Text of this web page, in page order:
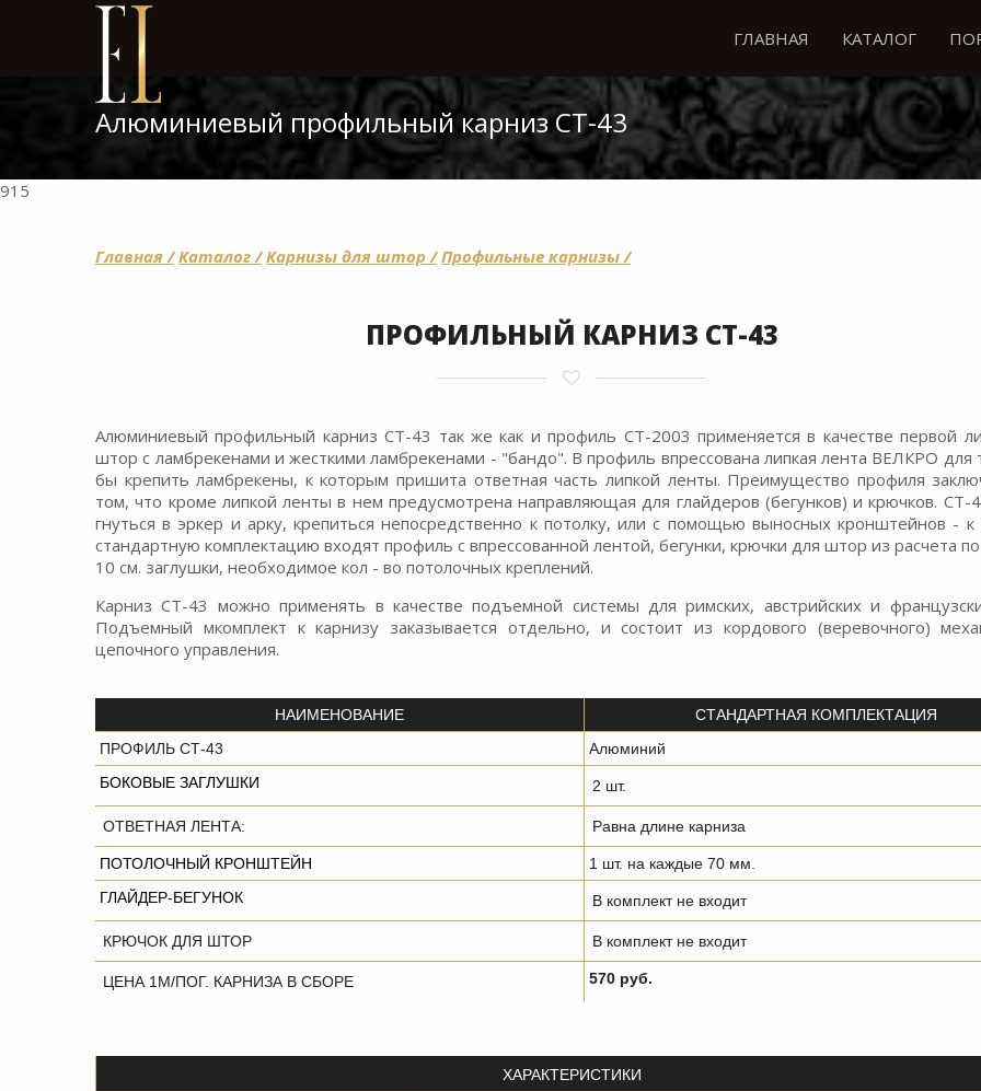
ГЛАВНАЯ КАТАЛОГ
Алюминиевый профильный карниз СТ-43
915
Главная / Каталог / Карнизы для штор / Профильные карнизы /
ПРОФИЛЬНЫЙ КАРНИЗ СТ-43
Алюминиевый профильный карниз СТ-43 так же как и профиль СТ-2003 применяется в качестве первой
штор с ламбрекенами и жесткими ламбрекенами - "бандо". В профиль впрессована липкая лента ВЕЛКРО для
бы крепить ламбрекены, к которым пришита ответная часть липкой ленты. Преимущество профиля
том, что кроме липкой ленты в нем предусмотрена направляющая для глайдеров (бегунков) и крючков. СТ-
гнуться в эркер и арку, крепиться непосредственно к потолку, или с помощью выносных кронштейнов - к
стандартную комплектацию входят профиль с впрессованной лентой, бегунки, крючки для штор из расчета
10 см. заглушки, необходимое кол - во потолочных креплений.
Карниз СТ-43 можно применять в качестве подъемной системы для римских, австрийских и
Подъемный мкомплект к карнизу заказывается отдельно, и состоит из кордового (веревочного)
цепочного управления.
НАИМЕНОВАНИЕ
СТАНДАРТНАЯ КОМПЛЕКТАЦИЯ
ПРОФИЛЬ СТ-43
Алюминий
БОКОВЫЕ ЗАГЛУШКИ
2 шт.
ОТВЕТНАЯ ЛЕНТА: Равна длине карниза
ПОТОЛОЧНЫЙ КРОНШТЕЙН
1 шт. на каждые 70 мм.
ГЛАЙДЕР-БЕГУНОК
В комплект не входит
КРЮЧОК ДЛЯ ШТОР В комплект не входит
ЦЕНА 1М/ПОГ. КАРНИЗА В СБОРЕ 570 руб.
ХАРАКТЕРИСТИКИ